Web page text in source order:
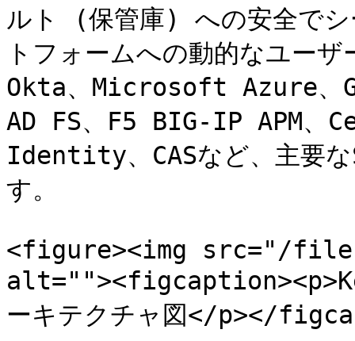
ルト (保管庫) への安全でシ
トフォームへの動的なユー
Okta、Microsoft Azure、
AD FS、F5 BIG-IP APM
Identity、CASなど、主要な
す。
<figure><img src="/files/
ーキテクチャ図</p></